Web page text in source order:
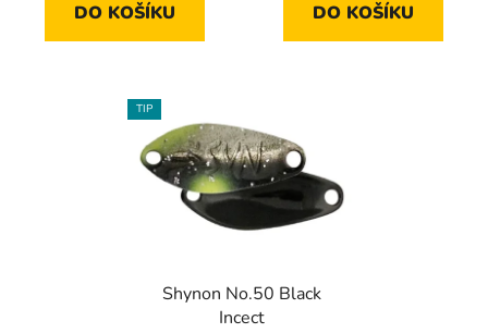
DO KOŠÍKU DO KOŠÍKU
TIP
Shynon No.50 Black
Incect